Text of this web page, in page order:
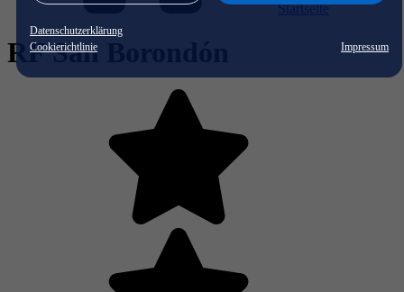
Datenschutzerklärung
Cookierichtlinie
Impressum
Startseite
RF San Borondón